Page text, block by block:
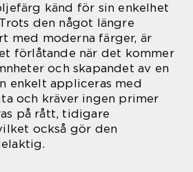
känd för sin enkelhet
den något längre
med moderna färger, är
förlåtande när det kommer
och skapandet av en
enkelt appliceras med
och kräver ingen primer
på rått, tidigare
också gör den